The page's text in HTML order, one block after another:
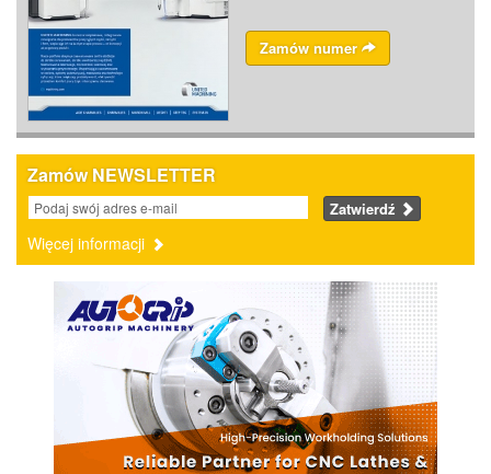
Zamów numer
Zamów NEWSLETTER
Zatwierdź
Więcej informacji